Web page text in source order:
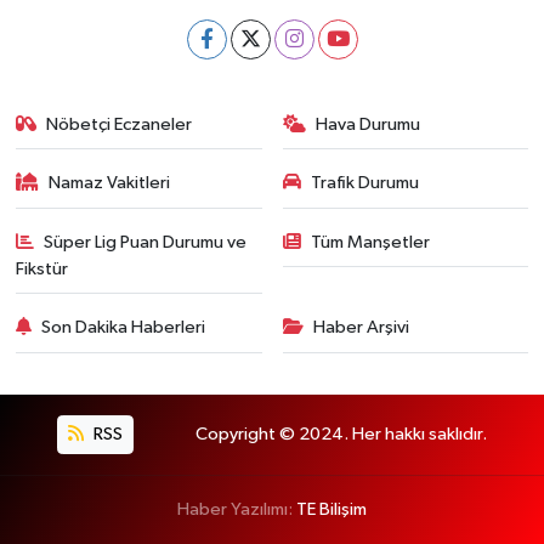
Nöbetçi Eczaneler Hava Durumu
Namaz Vakitleri Trafik Durumu
Süper Lig Puan Durumu ve
Fikstür
Tüm Manşetler
Son Dakika Haberleri Haber Arşivi
RSS Copyright © 2024. Her hakkı saklıdır.
Haber Yazılımı: TE Bilişim